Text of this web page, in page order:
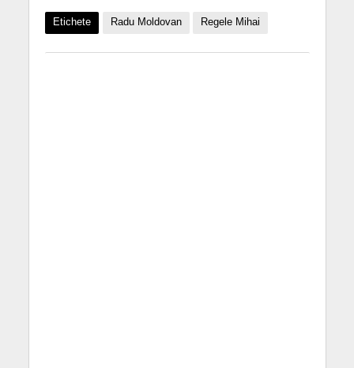
Etichete Radu Moldovan Regele Mihai